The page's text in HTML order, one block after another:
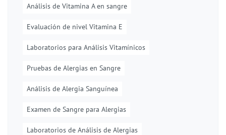
Análisis de Vitamina A en sangre
Evaluación de nivel Vitamina E
Laboratorios para Análisis Vitamínicos
Pruebas de Alergias en Sangre
Análisis de Alergia Sanguínea
Examen de Sangre para Alergias
Laboratorios de Análisis de Alergias